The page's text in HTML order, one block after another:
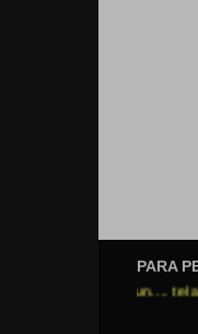
PARA
nuwuun.... telah